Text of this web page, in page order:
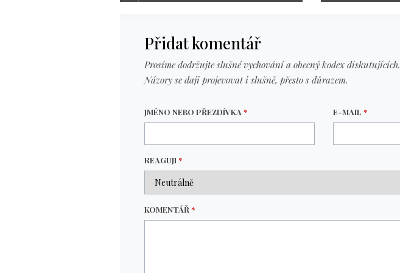
Přidat komentář
Prosíme dodržujte slušné vychování a obecný kodex diskutujících.
Názory se daji projevovat i slušně, přesto s důrazem.
JMÉNO NEBO PŘEZDÍVKA * E-MAIL *
REAGUJI*
KOMENTÁŘ *